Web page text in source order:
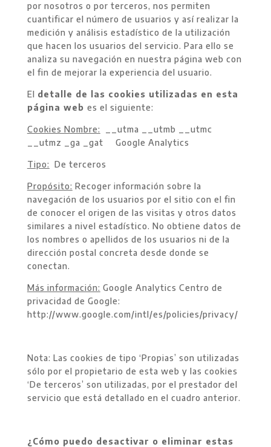
por nosotros o por terceros, nos permiten
cuantificar el número de usuarios y así realizar la
medición y análisis estadístico de la utilización
que hacen los usuarios del servicio. Para ello se
analiza su navegación en nuestra página web con
el fin de mejorar la experiencia del usuario.
El detalle de las cookies utilizadas en esta
página web es el siguiente:
Cookies Nombre:
__utma __utmb __utmc
__utmz _ga _gat Google Analytics
Tipo: De terceros
Propósito: Recoger información sobre la
navegación de los usuarios por el sitio con el fin
de conocer el origen de las visitas y otros datos
similares a nivel estadístico. No obtiene datos de
los nombres o apellidos de los usuarios ni de la
dirección postal concreta desde donde se
conectan.
Más información: Google Analytics Centro de
privacidad de Google:
http://www.google.com/intl/es/policies/privacy/
Nota: Las cookies de tipo ‘Propias’ son utilizadas
sólo por el propietario de esta web y las cookies
‘De terceros’ son utilizadas, por el prestador del
servicio que está detallado en el cuadro anterior.
¿Cómo puedo desactivar o eliminar estas